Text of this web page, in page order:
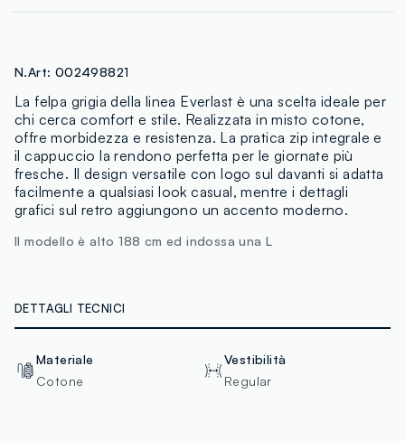
N.Art: 002498821
La felpa grigia della linea Everlast è una scelta ideale per
chi cerca comfort e stile. Realizzata in misto cotone,
offre morbidezza e resistenza. La pratica zip integrale e
il cappuccio la rendono perfetta per le giornate più
fresche. Il design versatile con logo sul davanti si adatta
facilmente a qualsiasi look casual, mentre i dettagli
grafici sul retro aggiungono un accento moderno.
Il modello è alto 188 cm ed indossa una L
DETTAGLI TECNICI
Materiale
Cotone
Vestibilità
Regular